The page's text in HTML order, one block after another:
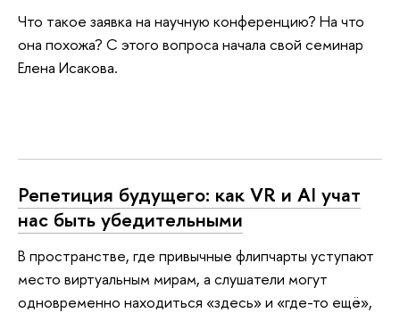
Что такое заявка на научную конференцию? На что
она похожа? С этого вопроса начала свой семинар
Елена Исакова.
Репетиция будущего: как VR и AI учат
нас быть убедительными
В пространстве, где привычные флипчарты уступают
место виртуальным мирам, а слушатели могут
одновременно находиться «здесь» и «где-то ещё»,